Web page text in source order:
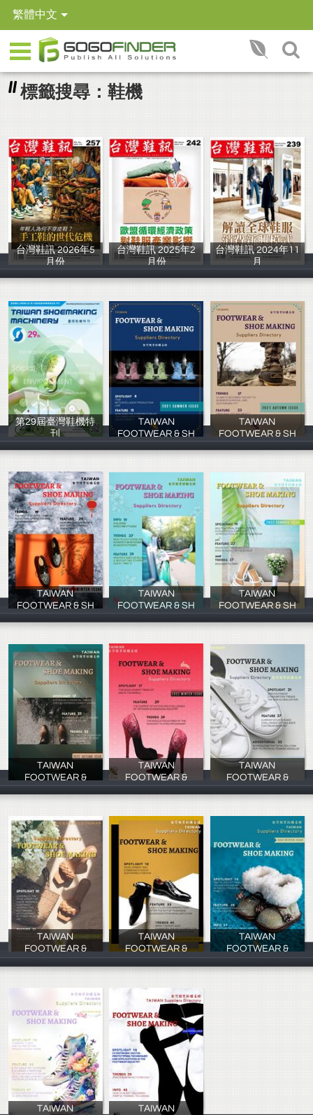
繁體中文
標籤搜尋：鞋機
台灣鞋訊 2026年5
月份
iBU出版社
台灣鞋訊 2025年2
月份
IBU出版社
台灣鞋訊 2024年11
月
IBU出版社
第29屆臺灣鞋機特
刊
IBU出版社
TAIWAN
FOOTWEAR & SH
MUNIN MCL
TAIWAN
FOOTWEAR & SH
MUNIN MCL
TAIWAN
FOOTWEAR & SH
MUNIN MCL
TAIWAN
FOOTWEAR & SH
MUNIN MCL
TAIWAN
FOOTWEAR & SH
MUNIN MCL
TAIWAN
FOOTWEAR &
MUNIN MCL
TAIWAN
FOOTWEAR &
慕寧行銷
TAIWAN
FOOTWEAR &
慕寧行銷
TAIWAN
FOOTWEAR &
慕寧行銷
TAIWAN
FOOTWEAR &
慕寧行銷
TAIWAN
FOOTWEAR &
慕寧行銷
TAIWAN
TAIWAN